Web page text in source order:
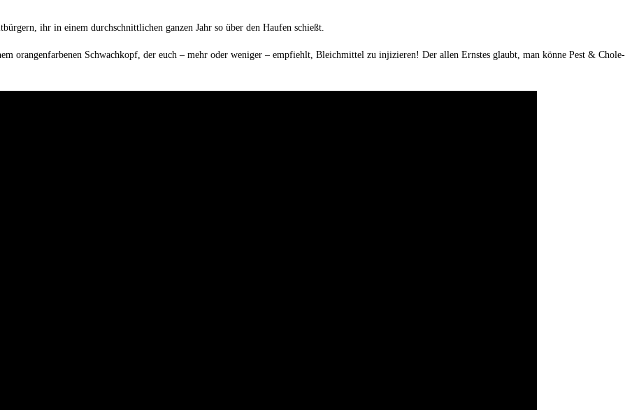
ihr in einem durch­schnitt­li­chen gan­zen Jahr so über den Hau­fen schießt.
oran­gen­far­be­nen Schwach­kopf, der euch – mehr oder weni­ger – emp­fiehlt, Bleich­mit­tel zu inji­zie­ren! Der allen Erns­tes glaubt, man kön­ne Pest & Cho­le­